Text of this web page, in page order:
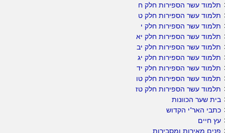
תלמוד עשר הספירות חלק ח
תלמוד עשר הספירות חלק ט
תלמוד עשר הספירות חלק י
תלמוד עשר הספירות חלק יא
תלמוד עשר הספירות חלק יב
תלמוד עשר הספירות חלק יג
תלמוד עשר הספירות חלק יד
תלמוד עשר הספירות חלק טו
תלמוד עשר הספירות חלק טז
בית שער הכוונות
כתבי האר"י הקדוש
עץ חיים
פנים מאירות ומסבירות